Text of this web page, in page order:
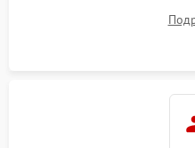
выявления посторонних
электронного